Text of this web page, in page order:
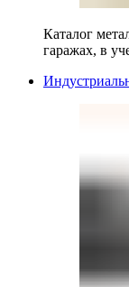
Каталог
гаражах, в